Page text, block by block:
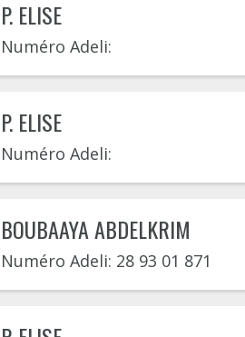
P. ELISE
Numéro Adeli:
P. ELISE
Numéro Adeli:
BOUBAAYA ABDELKRIM
Numéro Adeli: 28 93 01 871